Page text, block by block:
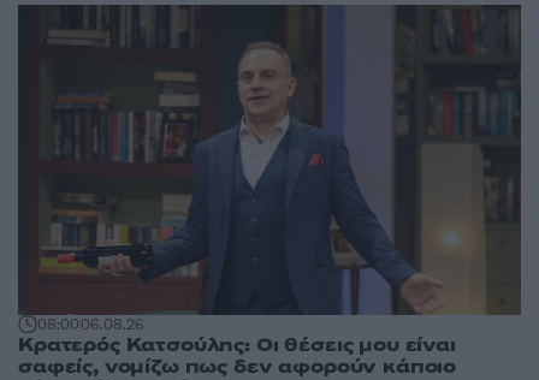
08:0006.08.26
Κρατερός Κατσούλης: Οι θέσεις μου είναι
σαφείς, νομίζω πως δεν αφορούν κάποιο